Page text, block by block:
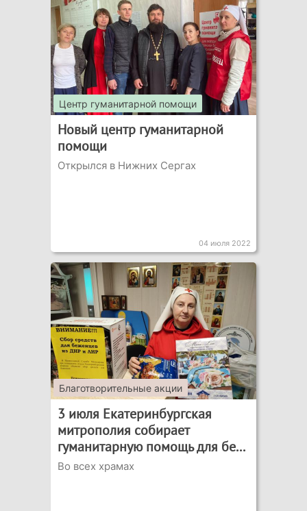
Центр гуманитарной помощи
Новый центр гуманитарной
помощи
Открылся в Нижних Сергах
04 июля 2022
Благотворительные акции
3 июля Екатеринбургская
митрополия собирает
гуманитарную помощь для бе...
Во всех храмах